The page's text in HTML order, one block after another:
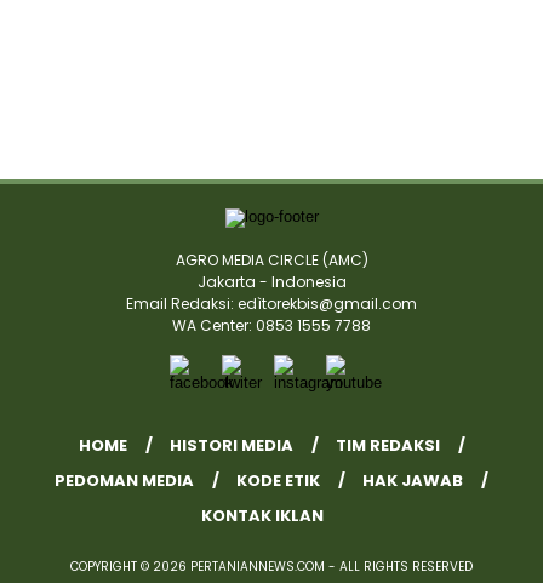
AGRO MEDIA CIRCLE (AMC)
Jakarta - Indonesia
Email Redaksi: edìtorekbis@gmail.com
WA Center: 0853 1555 7788
HOME HISTORI MEDIA
TIM REDAKSI
PEDOMAN MEDIA
KODE ETIK
HAK JAWAB
KONTAK IKLAN
COPYRIGHT © 2026 PERTANIANNEWS.COM - ALL RIGHTS RESERVED